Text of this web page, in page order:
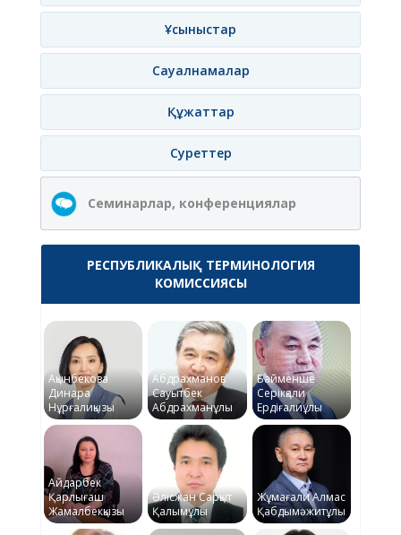
Ұсыныстар
Сауалнамалар
Құжаттар
Суреттер
Семинарлар, конференциялар
РЕСПУБЛИКАЛЫҚ ТЕРМИНОЛОГИЯ
КОМИССИЯСЫ
Ақынбекова
Динара
Нұрғалиқызы
Абдрахманов
Сауытбек
Абдрахманұлы
Байменше
Серікқали
Ердіғалиұлы
Айдарбек
Қарлығаш
Жамалбекқызы
Әлісжан Сарқыт
Қалымұлы
Жұмағали Алмас
Қабдымәжитұлы